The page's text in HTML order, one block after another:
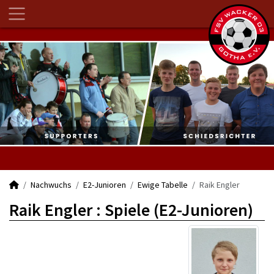
Nachwuchs E2-Junioren Ewige Tabelle Raik Engler
Raik Engler : Spiele (E2-Junioren)